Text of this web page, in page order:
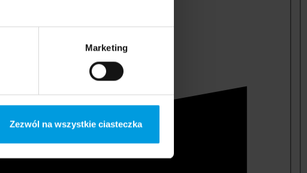
Marketing
Zezwól na wszystkie ciasteczka